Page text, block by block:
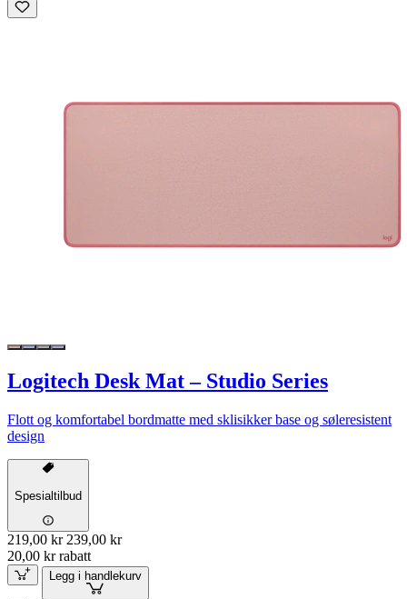
Logitech Desk Mat – Studio Series
Flott og komfortabel bordmatte med sklisikker base og søleresistent
design
Spesialtilbud
219,00 kr 239,00 kr
20,00 kr rabatt
Legg i handlekurv